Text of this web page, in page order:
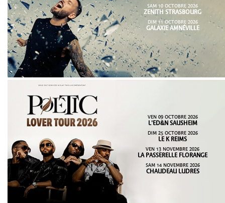
SAM 10 OCTOBRE 2026
ZENITH STRASBOURG
DIM 11 OCTOBRE 2026
GALAXIE AMNÉVILLE
VEN 09 OCTOBRE 2026
L'ED&N SAUSHEIM
DIM 25 OCTOBRE 2026
LE K REIMS
VEN 13 NOVEMBRE 2026
LA PASSERELLE FLORANGE
SAM 14 NOVEMBRE 2026
CHAUDEAU LUDRES